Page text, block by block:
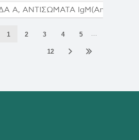
Α, ΑΝΤΙΣΩΜΑΤΑ IgM(Anti-HAV
1 2 3 4 5
12